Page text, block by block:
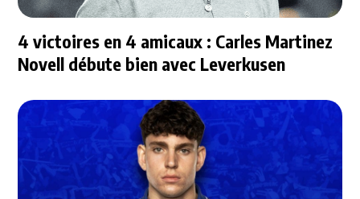
4 victoires en 4 amicaux : Carles Martinez
Novell débute bien avec Leverkusen